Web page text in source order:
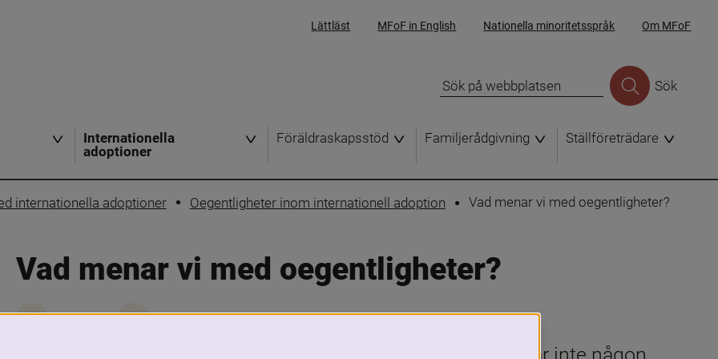
Lättläst MFoF in English Nationella minoritetsspråk Om MFoF
Sök
Internationella
adoptioner
Föräldraskapsstöd Familjerådgivning Ställföreträdare
internationella adoptioner Oegentligheter inom internationell adoption Vad menar vi med oegentligheter?
Vad menar vi med oegentligheter?
Skriv ut Dela